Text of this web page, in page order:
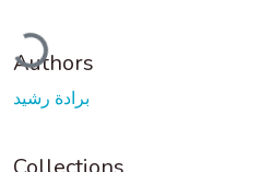
Authors
برادة رشيد